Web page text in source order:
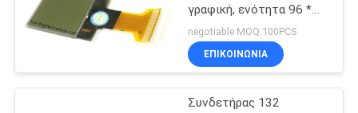
ΒΊΝΤΕΟ
ΣΧΕΤΙΚΆ
γραφική, ενότητα 96 *
64 FSTN LCD
negotiable MOQ:100PCS
ΕΠΙΚΟΙΝΩΝΊΑ
Συνδετήρας 132